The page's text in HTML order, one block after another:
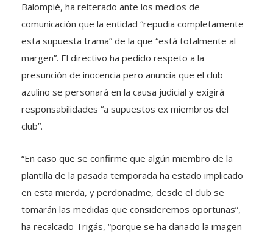
Balompié, ha reiterado ante los medios de
comunicación que la entidad “repudia completamente
esta supuesta trama” de la que “está totalmente al
margen”. El directivo ha pedido respeto a la
presunción de inocencia pero anuncia que el club
azulino se personará en la causa judicial y exigirá
responsabilidades “a supuestos ex miembros del
club”.
“En caso que se confirme que algún miembro de la
plantilla de la pasada temporada ha estado implicado
en esta mierda, y perdonadme, desde el club se
tomarán las medidas que consideremos oportunas”,
ha recalcado Trigás, “porque se ha dañado la imagen